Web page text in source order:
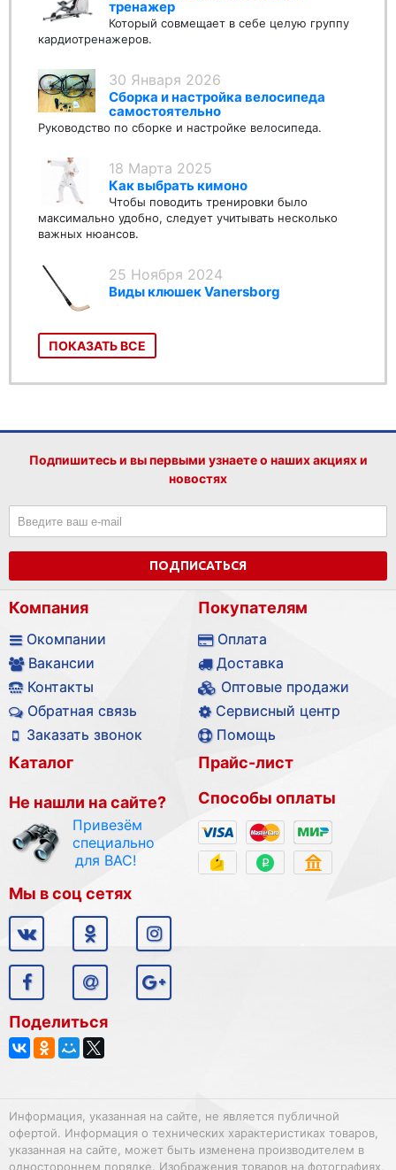
тренажер
Который совмещает в себе целую группу
кардиотренажеров.
30 Января 2026
Сборка и настройка велосипеда
самостоятельно
Руководство по сборке и настройке велосипеда.
18 Марта 2025
Как выбрать кимоно
Чтобы поводить тренировки было
максимально удобно, следует учитывать несколько
важных нюансов.
25 Ноября 2024
Виды клюшек Vanersborg
ПОКАЗАТЬ ВСЕ
Подпишитесь и вы первыми узнаете о наших акциях и
новостях
ПОДПИСАТЬСЯ
Компания
Окомпании
Вакансии
Контакты
Обратная связь
Заказать звонок
Покупателям
Оплата
Доставка
Оптовые продажи
Сервисный центр
Помощь
Каталог
Не нашли на сайте?
Привезём
специально
для ВАС!
Прайс-лист
Способы оплаты
Мы в соц сетях
Поделиться
Информация, указанная на сайте, не является публичной
офертой. Информация о технических характеристиках товаров,
указанная на сайте, может быть изменена производителем в
одностороннем порядке. Изображения товаров на фотографиях,